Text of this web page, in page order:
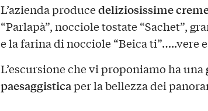
L’azienda producedeliziosissime
“Parlapà”, nocciole tostate “Sachet”,
e la farina di nocciole “Beica ti”…..vere
L’escursione che vi proponiamo ha una
paesaggisticaper la bellezza dei